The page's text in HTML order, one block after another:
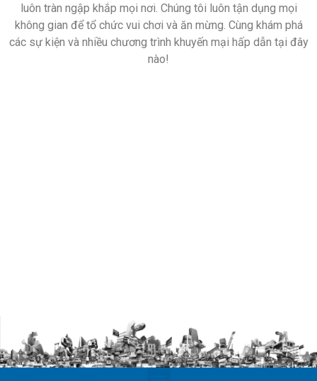
luôn tràn ngập khắp mọi nơi. Chúng tôi luôn tận dụng mọi
không gian để tổ chức vui chơi và ăn mừng. Cùng khám phá
các sự kiện và nhiều chương trình khuyến mại hấp dẫn tại đây
nào!